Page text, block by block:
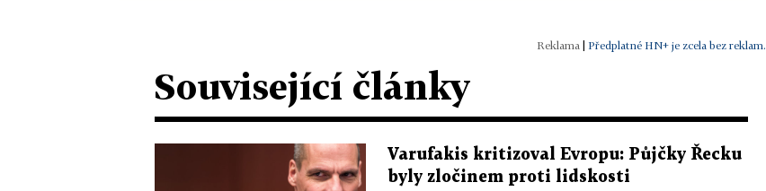
| Předplatné HN+ je zcela bez reklam.
Související články
Varufakis kritizoval Evropu: Půjčky Řecku
byly zločinem proti lidskosti